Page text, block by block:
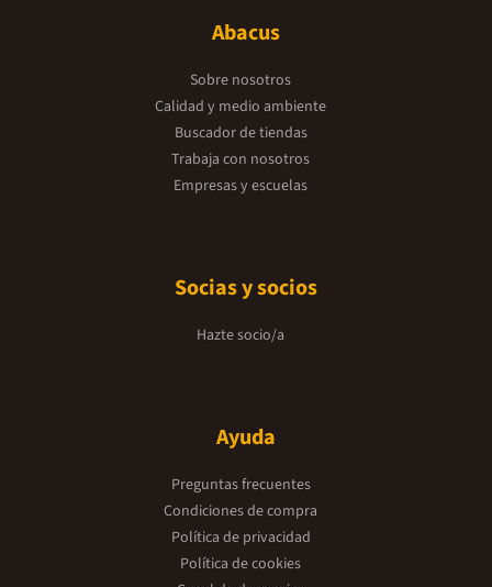
Abacus
Sobre nosotros
Calidad y medio ambiente
Buscador de tiendas
Trabaja con nosotros
Empresas y escuelas
Socias y socios
Hazte socio/a
Ayuda
Preguntas frecuentes
Condiciones de compra
Política de privacidad
Política de cookies